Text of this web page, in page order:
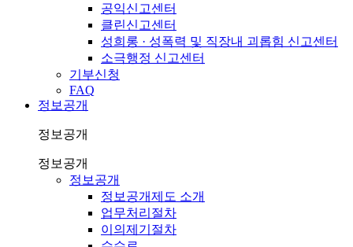
공익신고센터
클린신고센터
성희롱 · 성폭력 및 직장내 괴롭힘 신고센터
소극행정 신고센터
기부신청
FAQ
정보공개
정보공개
정보공개
정보공개
정보공개제도 소개
업무처리절차
이의제기절차